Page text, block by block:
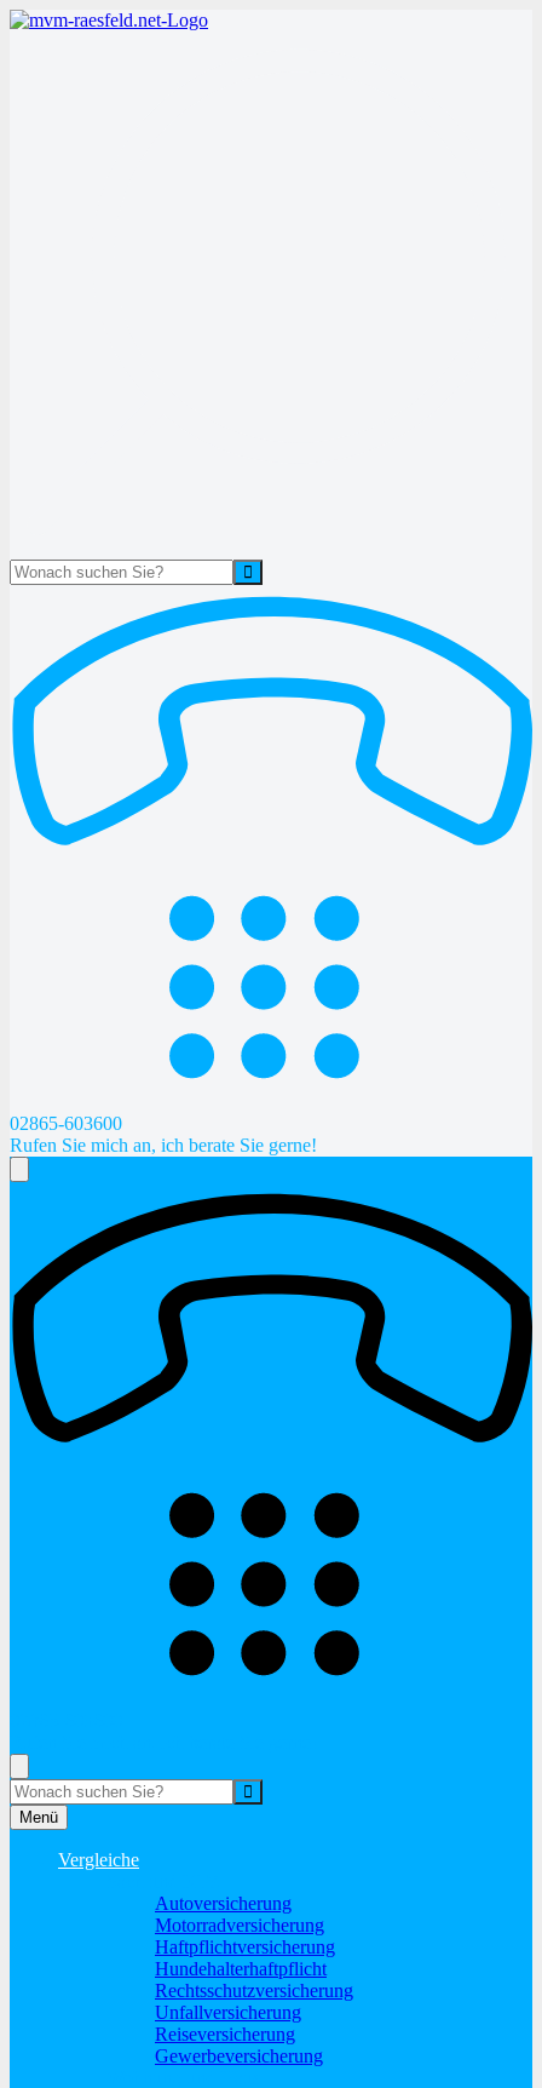
02865-603600
Rufen Sie mich an, ich berate Sie gerne!
Menü
Vergleiche
Autoversicherung
Motorradversicherung
Haftpflichtversicherung
Hundehalterhaftpflicht
Rechtsschutzversicherung
Unfallversicherung
Reiseversicherung
Gewerbeversicherung